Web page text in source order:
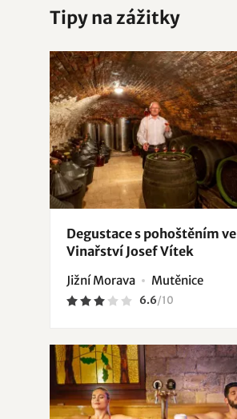
Tipy na zážitky
Degustace s pohoštěním ve
Vinařství Josef Vítek
Jižní Morava Mutěnice
6.6/10